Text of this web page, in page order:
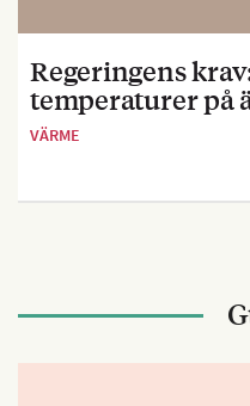
Regeringens
temperaturer på
VÄRME